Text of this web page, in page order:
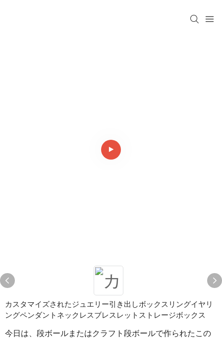
カスタマイズされたジュエリー引き出しボックスリングイヤリ
ングペンダントネックレスブレスレットストレージボックス
今日は、段ボールまたはクラフト段ボールで作られたこの